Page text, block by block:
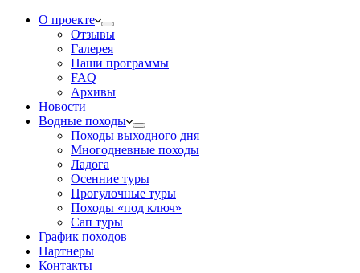
О проекте
Отзывы
Галерея
Наши программы
FAQ
Архивы
Новости
Водные походы
Походы выходного дня
Многодневные походы
Ладога
Осенние туры
Прогулочные туры
Походы «под ключ»
Сап туры
График походов
Партнеры
Контакты